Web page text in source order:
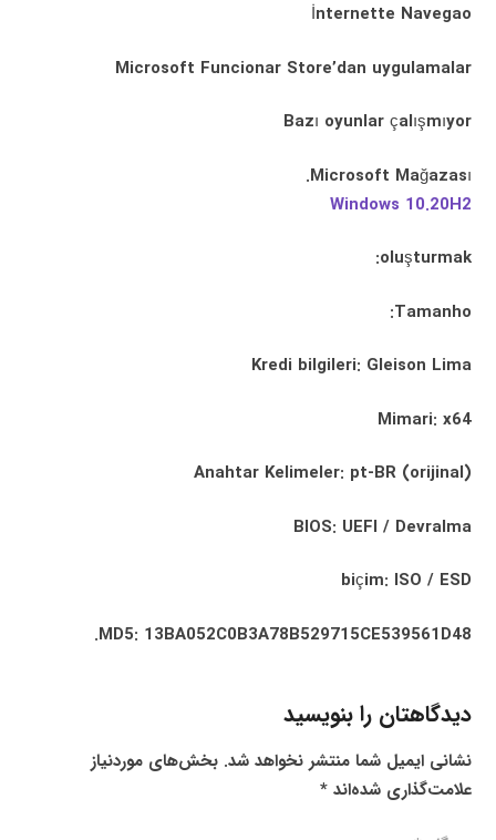
İnternette Navegao
Microsoft Funcionar Store’dan uygulamalar
Bazı oyunlar çalışmıyor
Microsoft Mağazası.
Windows 10.20H2
oluşturmak:
Tamanho:
Kredi bilgileri: Gleison Lima
Mimari: x64
Anahtar Kelimeler: pt-BR (orijinal)
BIOS: UEFI / Devralma
biçim: ISO / ESD
MD5: 13BA052C0B3A78B529715CE539561D48.
دیدگاهتان را بنویسید
نشانی ایمیل شما منتشر نخواهد شد. بخش‌های موردنیاز
علامت‌گذاری شده‌اند*